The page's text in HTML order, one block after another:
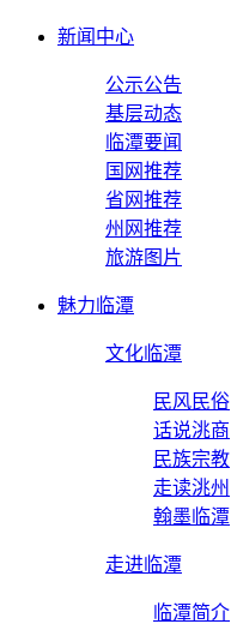
新闻中心
公示公告
基层动态
临潭要闻
国网推荐
省网推荐
州网推荐
旅游图片
魅力临潭
文化临潭
民风民俗
话说洮商
民族宗教
走读洮州
翰墨临潭
走进临潭
临潭简介